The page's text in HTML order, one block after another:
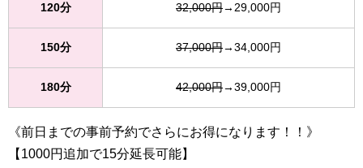
120分 32,000円→29,000円
150分 37,000円→34,000円
180分 42,000円→39,000円
《前日までの事前予約でさらにお得になります！！》
【1000円追加で15分延長可能】